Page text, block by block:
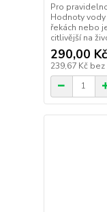
Pro
Hodnoty
řekách nebo
citlivější na
290,00 Kč
239,67 Kč bez